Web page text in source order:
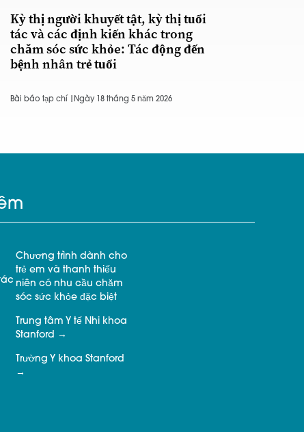
Kỳ thị người khuyết tật, kỳ thị tuổi
tác và các định kiến khác trong
chăm sóc sức khỏe: Tác động đến
bệnh nhân trẻ tuổi
Bài báo tạp chí | Ngày 18 tháng 5 năm 2026
Chương trình dành cho
trẻ em và thanh thiếu
niên có nhu cầu chăm
sóc sức khỏe đặc biệt
Trung tâm Y tế Nhi khoa
Stanford
Trường Y khoa Stanford